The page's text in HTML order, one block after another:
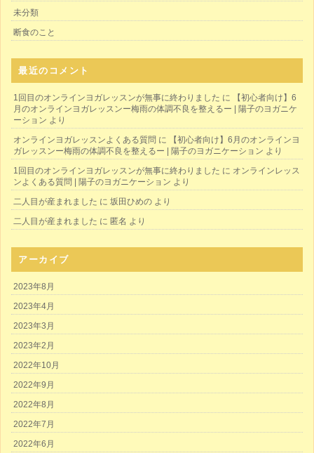
未分類
断食のこと
最近のコメント
1回目のオンラインヨガレッスンが無事に終わりました に
【初心者向け】6
月のオンラインヨガレッスンー梅雨の体調不良を整えるー | 陽子のヨガニケ
ーション より
オンラインヨガレッスンよくある質問 に
【初心者向け】6月のオンラインヨ
ガレッスンー梅雨の体調不良を整えるー | 陽子のヨガニケーション より
1回目のオンラインヨガレッスンが無事に終わりました に オンラインレッス
ンよくある質問 | 陽子のヨガニケーション より
二人目が産まれました に 坂田ひめの より
二人目が産まれました に 匿名 より
アーカイブ
2023年8月
2023年4月
2023年3月
2023年2月
2022年10月
2022年9月
2022年8月
2022年7月
2022年6月